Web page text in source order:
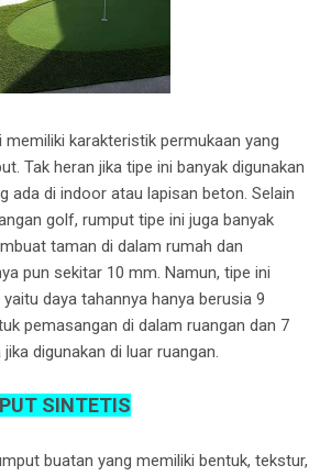
karakteristik permukaan yang
Tak heran jika tipe ini banyak digunakan
ada di indoor atau lapisan beton. Selain
golf, rumput tipe ini juga banyak
taman di dalam rumah dan
pun sekitar 10 mm. Namun, tipe ini
daya tahannya hanya berusia 9
pemasangan di dalam ruangan dan 7
digunakan di luar ruangan.
SINTETIS
buatan yang memiliki bentuk, tekstur,